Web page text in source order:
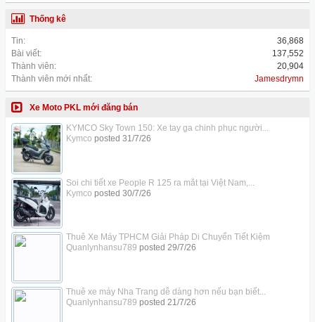
Thống kê
Tin:
36,868
Bài viết:
137,552
Thành viên:
20,904
Thành viên mới nhất:
Jamesdrymn
Xe Moto PKL mới đăng bán
KYMCO Sky Town 150: Xe tay ga chinh phục người...
Kymco posted 31/7/26
Soi chi tiết xe People R 125 ra mắt tại Việt Nam,...
Kymco posted 30/7/26
Thuê Xe Máy TPHCM Giải Pháp Di Chuyển Tiết Kiệm
Quanlynhansu789 posted 29/7/26
Thuê xe máy Nha Trang dễ dàng hơn nếu bạn biết...
Quanlynhansu789 posted 21/7/26